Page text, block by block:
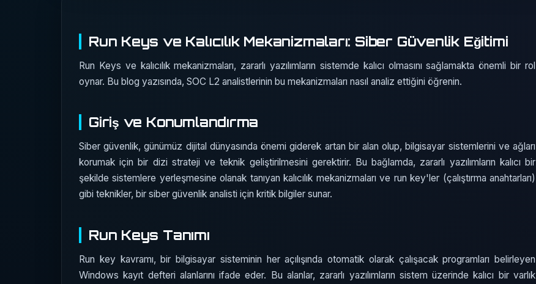
Run Keys ve Kalıcılık Mekanizmaları: Siber Güvenlik Eğitimi
Run Keys ve kalıcılık mekanizmaları, zararlı yazılımların sistemde kalıcı olmasını sağlamakta önemli bir rol
oynar. Bu blog yazısında, SOC L2 analistlerinin bu mekanizmaları nasıl analiz ettiğini öğrenin.
Giriş ve Konumlandırma
Siber güvenlik, günümüz dijital dünyasında önemi giderek artan bir alan olup, bilgisayar sistemlerini ve ağları
korumak için bir dizi strateji ve teknik geliştirilmesini gerektirir. Bu bağlamda, zararlı yazılımların kalıcı bir
şekilde sistemlere yerleşmesine olanak tanıyan kalıcılık mekanizmaları ve run key'ler (çalıştırma anahtarları)
gibi teknikler, bir siber güvenlik analisti için kritik bilgiler sunar.
Run Keys Tanımı
Run key kavramı, bir bilgisayar sisteminin her açılışında otomatik olarak çalışacak programları belirleyen
Windows kayıt defteri alanlarını ifade eder. Bu alanlar, zararlı yazılımların sistem üzerinde kalıcı bir varlık